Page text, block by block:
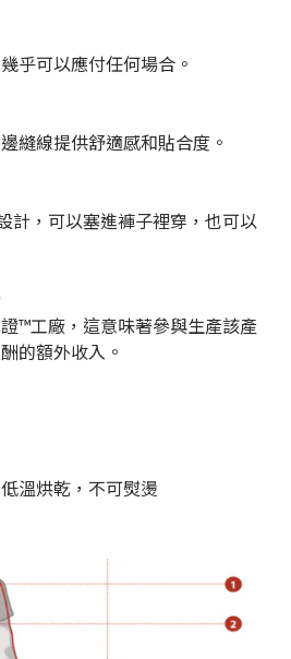
乎可以應付任何場合。
縫線提供舒適感和貼合度。
計，可以塞進褲子裡穿，也可以
™工廠，這意味著參與生產該產
的額外收入。
溫烘乾，不可熨燙